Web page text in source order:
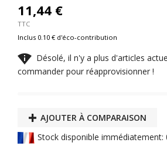
11,44 €
TTC
Inclus 0.10 € d'éco-contribution
 Désolé, il n'y a plus d'articles
commander pour réapprovisionner !
AJOUTER À COMPARAISON
Stock disponible immédiatement: